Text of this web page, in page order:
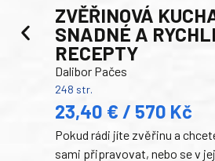
ZVĚŘINOVÁ
SNADNÉ A
RECEPTY
Dalibor Pačes
248 str.
23,40 € / 570 Kč
Pokud rádi jíte zvěřinu a
sami připravovat, nebo se v